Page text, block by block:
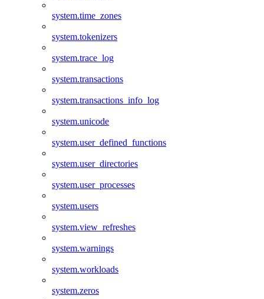
system.time_zones
system.tokenizers
system.trace_log
system.transactions
system.transactions_info_log
system.unicode
system.user_defined_functions
system.user_directories
system.user_processes
system.users
system.view_refreshes
system.warnings
system.workloads
system.zeros